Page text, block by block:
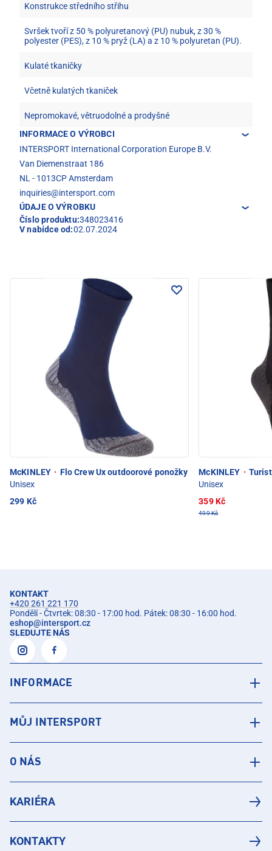
Konstrukce středního střihu
Svršek tvoří z 50 % polyuretanový (PU) nubuk, z 30 %
polyester (PES), z 10 % pryž (LA) a z 10 % polyuretan (PU).
Kulaté tkaničky
Včetně kulatých tkaniček
Nepromokavé, větruodolné a prodyšné
INFORMACE O VÝROBCI
INTERSPORT International Corporation Europe B.V.
Van Diemenstraat 186
NL - 1013CP Amsterdam
inquiries@intersport.com
ÚDAJE O VÝROBKU
Číslo produktu:348023416
V nabídce od:02.07.2024
McKINLEY · Flo Crew Ux outdoorové ponožky
Unisex
299 Kč
McKINLEY ·
Unisex
359 Kč
499 Kč
KONTAKT
+420 261 221 170
Pondělí - Čtvrtek: 08:30 - 17:00 hod. Pátek: 08:30 - 16:00 hod.
eshop@intersport.cz
SLEDUJTE NÁS
INFORMACE
MŮJ INTERSPORT
O NÁS
KARIÉRA
KONTAKTY